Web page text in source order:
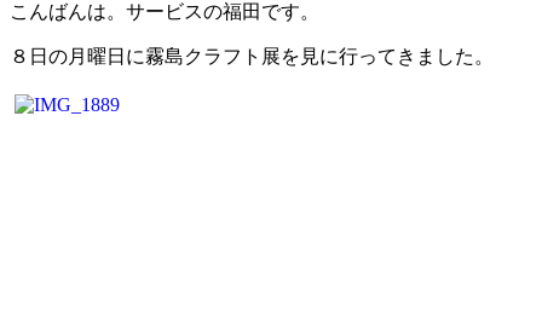
こんばんは。サービスの福田です。
８日の月曜日に霧島クラフト展を見に行ってきました。